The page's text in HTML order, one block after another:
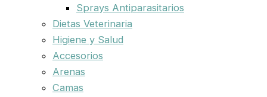
Sprays Antiparasitarios
Dietas Veterinaria
Higiene y Salud
Accesorios
Arenas
Camas